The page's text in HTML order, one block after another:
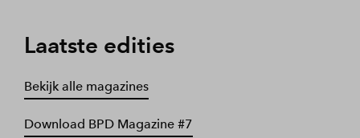
Laatste edities
Bekijk alle magazines
Download BPD Magazine #7